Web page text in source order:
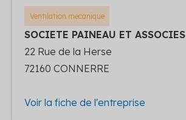
Ventilation mecanique
SOCIETE PAINEAU ET ASSOCIES
22 Rue de la Herse
72160 CONNERRE
Voir la fiche de l'entreprise